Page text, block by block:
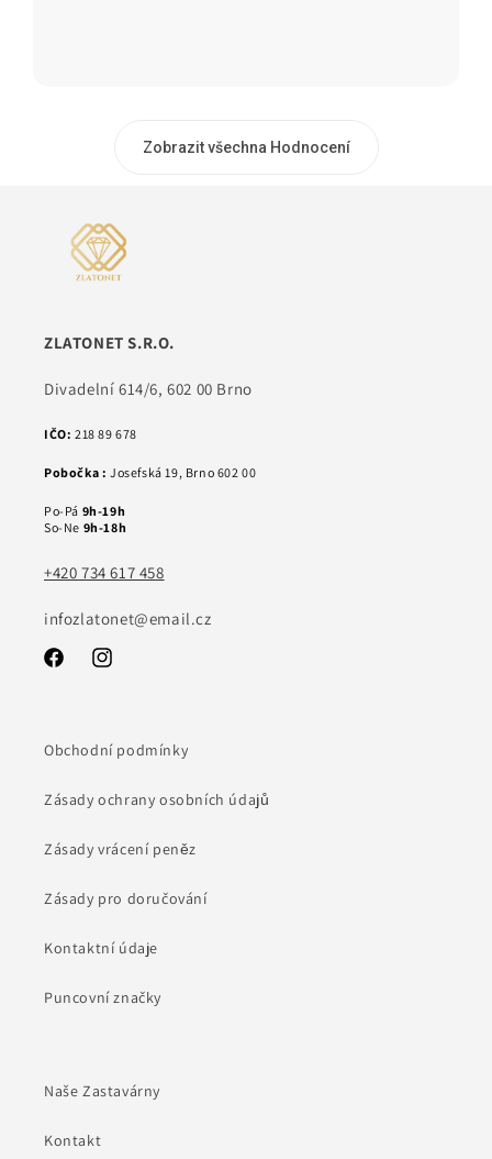
Zobrazit všechna Hodnocení
ZLATONET S.R.O.
Divadelní 614/6, 602 00 Brno
IČO: 218 89 678
Pobočka : Josefská 19, Brno 602 00
Po-Pá 9h-19h
So-Ne 9h-18h
+420 734 617 458
infozlatonet@email.cz
FacebookInstagram
Obchodní podmínky
Zásady ochrany osobních údajů
Zásady vrácení peněz
Zásady pro doručování
Kontaktní údaje
Puncovní značky
Naše Zastavárny
Kontakt